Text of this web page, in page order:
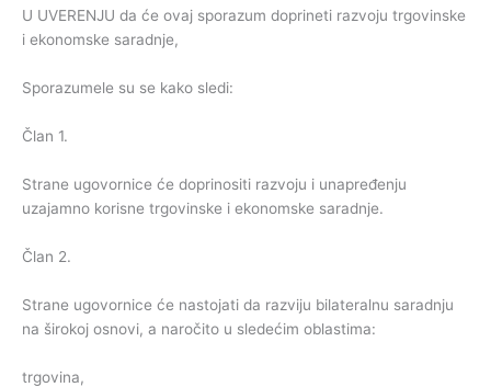
U UVERENJU da će ovaj sporazum doprineti razvoju trgovinske
i ekonomske saradnje,
Sporazumele su se kako sledi:
Član 1.
Strane ugovornice će doprinositi razvoju i unapređenju
uzajamno korisne trgovinske i ekonomske saradnje.
Član 2.
Strane ugovornice će nastojati da razviju bilateralnu saradnju
na širokoj osnovi, a naročito u sledećim oblastima:
trgovina,